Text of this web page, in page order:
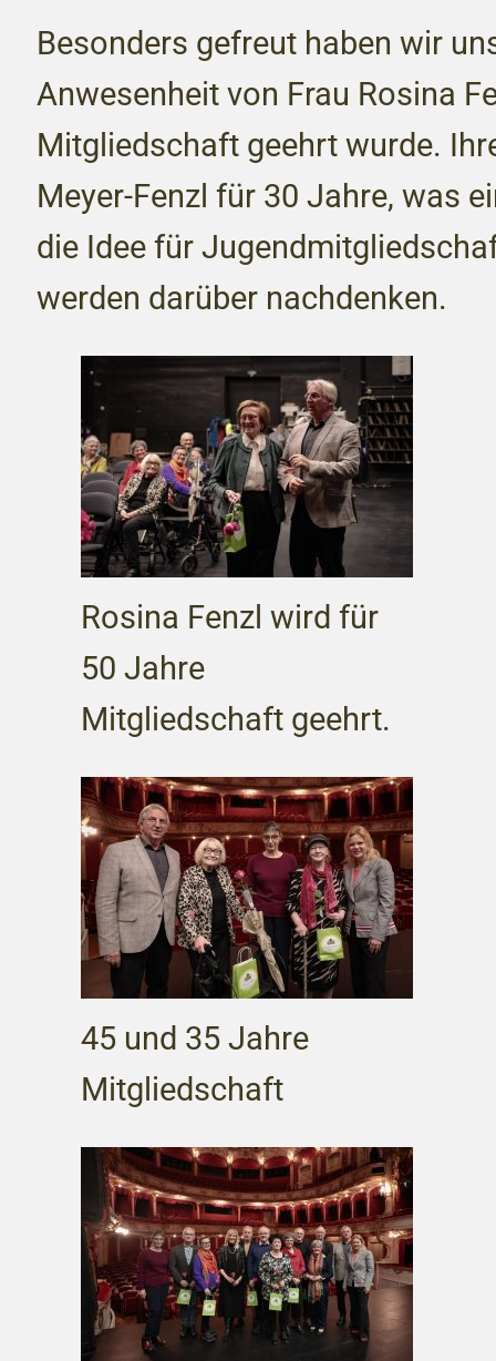
Besonders gefreut haben wir
Anwesenheit von Frau Rosina
Mitgliedschaft geehrt wurde.
Meyer-Fenzl für 30 Jahre, was
die Idee für
werden darüber nachdenken.
Rosina Fenzl wird für
50 Jahre
Mitgliedschaft geehrt.
45 und 35 Jahre
Mitgliedschaft